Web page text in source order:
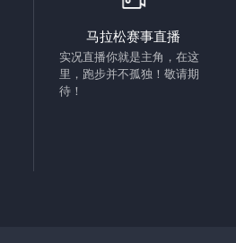
马拉松赛事直播
实况直播你就是主角，在这
里，跑步并不孤独！敬请期
待！